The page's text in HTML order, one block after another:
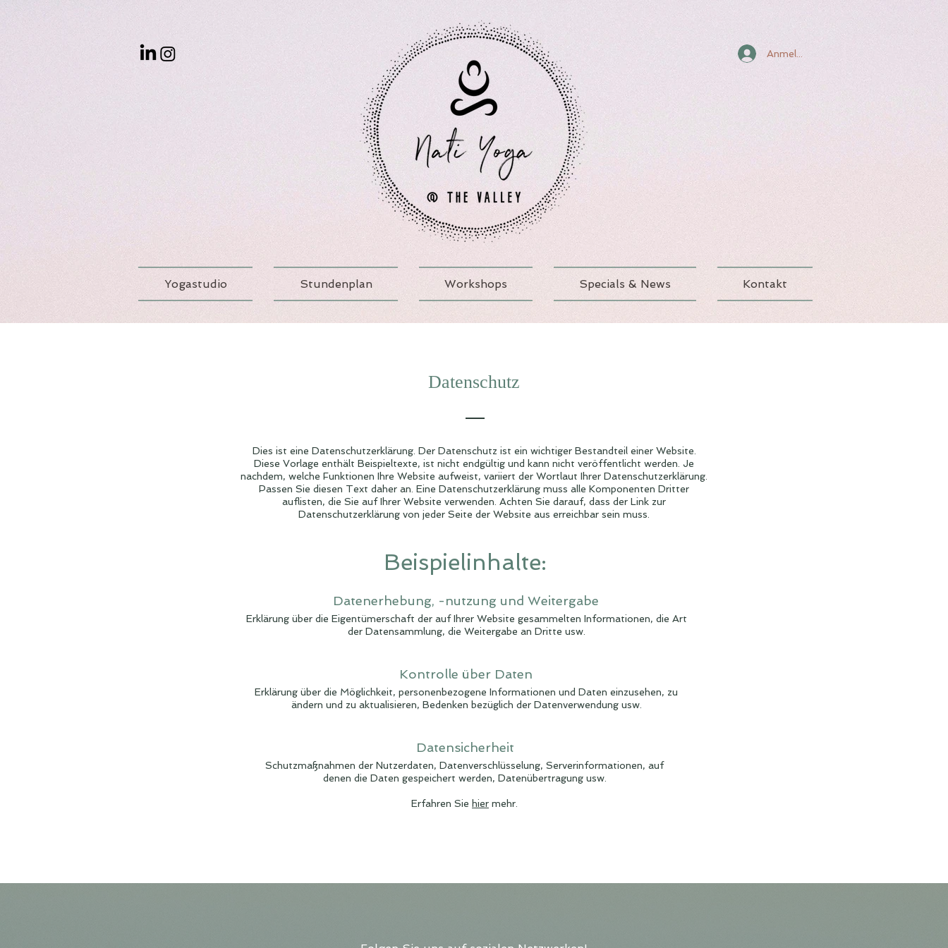
Anmelden
Yogastudio Stundenplan Workshops Specials & News Kontakt
Datenschutz
Dies ist eine Datenschutzerklärung. Der Datenschutz ist ein wichtiger Bestandteil einer Website.
Diese Vorlage enthält Beispieltexte, ist nicht endgültig und kann nicht veröffentlicht werden. Je
nachdem, welche Funktionen Ihre Website aufweist, variiert der Wortlaut Ihrer Datenschutzerklärung.
Passen Sie diesen Text daher an. Eine Datenschutzerklärung muss alle Komponenten Dritter
auflisten, die Sie auf Ihrer Website verwenden. Achten Sie darauf, dass der Link zur
Datenschutzerklärung von jeder Seite der Website aus erreichbar sein muss.
Beispielinhalte:
Datenerhebung, -nutzung und Weitergabe
Erklärung über die Eigentümerschaft der auf Ihrer Website gesammelten Informationen, die Art
der Datensammlung, die Weitergabe an Dritte usw.
Kontrolle über Daten
Erklärung über die Möglichkeit, personenbezogene Informationen und Daten einzusehen, zu
ändern und zu aktualisieren, Bedenken bezüglich der Datenverwendung usw.
Datensicherheit
Schutzmaßnahmen der Nutzerdaten, Datenverschlüsselung, Serverinformationen, auf
denen die Daten gespeichert werden, Datenübertragung usw.
Erfahren Sie hier mehr.